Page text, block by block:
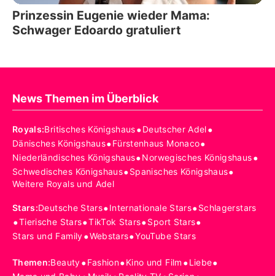
Prinzessin Eugenie wieder Mama:
Schwager Edoardo gratuliert
News Themen im Überblick
Royals:Britisches Königshaus•Deutscher Adel•
Dänisches Königshaus•Fürstenhaus Monaco•
Niederländisches Königshaus•Norwegisches Königshaus•
Schwedisches Königshaus•Spanisches Königshaus•
Weitere Royals und Adel
Stars:Deutsche Stars•Internationale Stars•Schlagerstars
•Tierische Stars•TikTok Stars•Sport Stars•
Stars und Family•Webstars•YouTube Stars
Themen:Beauty•Fashion•Kino und Film •Liebe•